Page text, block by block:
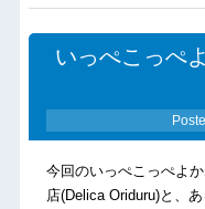
いっぺこっぺ
今回のいっぺこっぺよ
店(Delica Oriduru)と、